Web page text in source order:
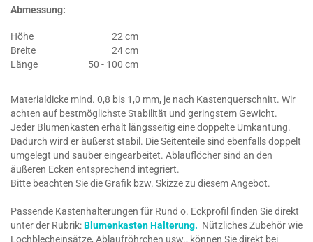
Abmessung:
Höhe
22 cm
Breite
24 cm
Länge
50 - 100 cm
Materialdicke mind. 0,8 bis 1,0 mm, je nach Kastenquerschnitt. Wir
achten auf bestmöglichste Stabilität und geringstem Gewicht.
Jeder Blumenkasten erhält längsseitig eine doppelte Umkantung.
Dadurch wird er äußerst stabil. Die Seitenteile sind ebenfalls doppelt
umgelegt und sauber eingearbeitet. Ablauflöcher sind an den
äußeren Ecken entsprechend integriert.
Bitte beachten Sie die Grafik bzw. Skizze zu diesem Angebot.
Passende Kastenhalterungen für Rund o. Eckprofil finden Sie direkt
unter der Rubrik:Blumenkasten Halterung. Nützliches Zubehör wie
Lochblecheinsätze, Ablaufröhrchen usw., können Sie direkt bei